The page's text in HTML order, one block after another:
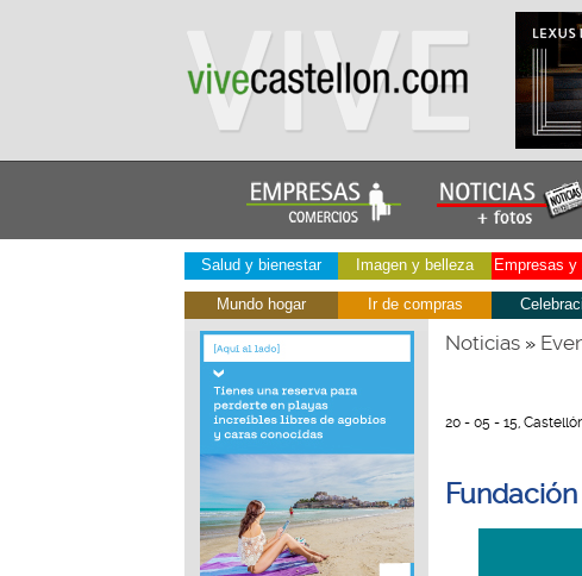
Salud y bienestar Imagen y belleza Empresas
Mundo hogar Ir de compras
Noticias»
20 - 05 - 15,